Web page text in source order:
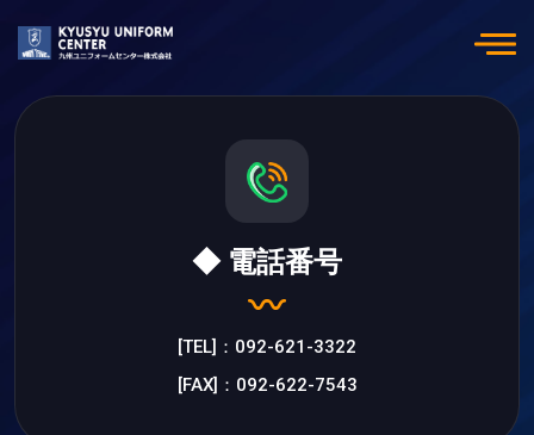
◆ 電話番号
[TEL]：092-621-3322
[FAX]：092-622-7543